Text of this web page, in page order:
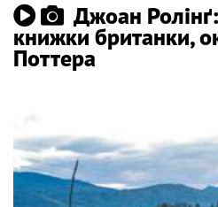
Джоан
книжки британки,
Поттера